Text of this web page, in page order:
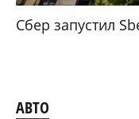
Сбер запустил
АВТО